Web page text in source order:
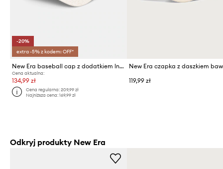
-20%
extra -5% z kodem: OFF*
New Era baseball cap z dodatkiem lnu 9TWENTY®
Cena aktualna:
134,99 zł
Cena regularna:209,99 zł
Najniższa cena:169,99 zł
119,99 zł
Odkryj produkty New Era